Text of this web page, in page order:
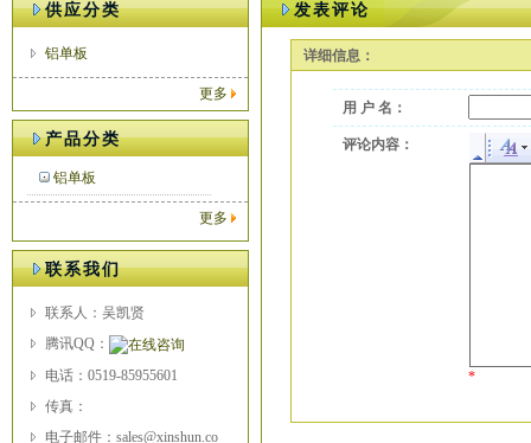
供应分类
铝单板
更多
产品分类
铝单板
更多
联系我们
联系人：吴凯贤
腾讯QQ：
电话：0519-85955601
传真：
电子邮件：sales@xinshun.co
发表评论
详细信息：
用 户 名：
评论内容：
*